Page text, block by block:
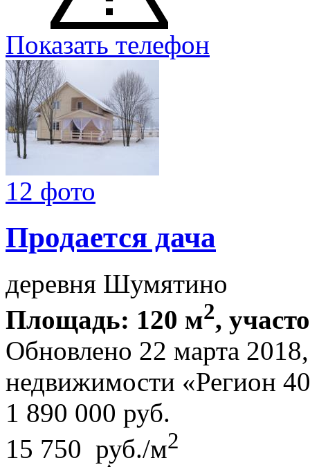
Показать телефон
12 фото
Продается дача
деревня Шумятино
Площадь: 120 м2,
Обновлено 22 марта
недвижимости «Регион
1 890 000 руб.
15 750 руб./м2